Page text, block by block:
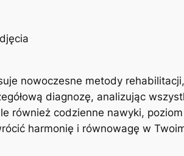
nowoczesne metody
diagnozę, analizując
również codzienne nawyki,
harmonię i równowagę w